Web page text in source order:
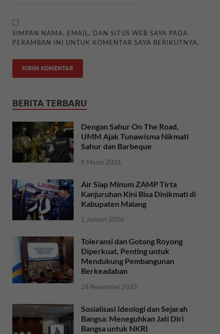
SIMPAN NAMA, EMAIL, DAN SITUS WEB SAYA PADA
PERAMBAN INI UNTUK KOMENTAR SAYA BERIKUTNYA.
BERITA TERBARU
Dengan Sahur On The Road,
UMM Ajak Tunawisma Nikmati
Sahur dan Barbeque
8 Maret 2026
Air Siap Minum ZAMP Tirta
Kanjuruhan Kini Bisa Dinikmati di
Kabupaten Malang
1 Januari 2026
Toleransi dan Gotong Royong
Diperkuat, Penting untuk
Mendukung Pembangunan
Berkeadaban
28 November 2025
Sosialisasi Ideologi dan Sejarah
Bangsa: Meneguhkan Jati Diri
Bangsa untuk NKRI